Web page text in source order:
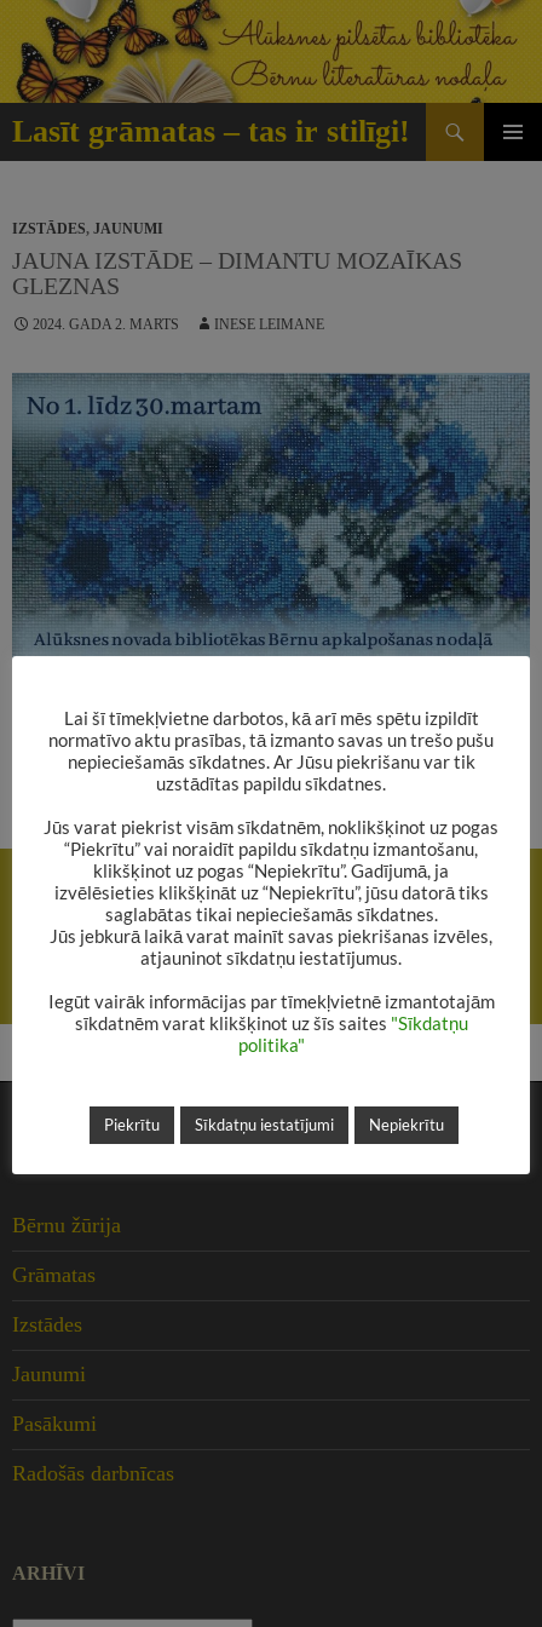
Doties
saturu
Lasīt grāmatas – tas ir stilīgi!
Meklēt
IZSTĀDES, JAUNUMI
JAUNA IZSTĀDE – DIMANTU MOZAĪKAS
GLEZNAS
2024. GADA 2. MARTS INESE LEIMANE
Rakstu
navigācija
IEPRIEKŠĒJAIS RAKSTS
Tikšanās ar rakstnieci Agnesi Pastari
NĀKAMAIS RAKSTS
Bērnu un jauniešu žūrijas ekspertiem!
Bērnu žūrija
Grāmatas
Izstādes
Jaunumi
Pasākumi
Radošās darbnīcas
ARHĪVI
Lai šī tīmekļvietne darbotos, kā arī mēs spētu izpildīt
normatīvo aktu prasības, tā izmanto savas un trešo pušu
nepieciešamās sīkdatnes. Ar Jūsu piekrišanu var tik
uzstādītas papildu sīkdatnes.
Jūs varat piekrist visām sīkdatnēm, noklikšķinot uz pogas
“Piekrītu” vai noraidīt papildu sīkdatņu izmantošanu,
klikšķinot uz pogas “Nepiekrītu”. Gadījumā, ja
izvēlēsieties klikšķināt uz “Nepiekrītu”, jūsu datorā tiks
saglabātas tikai nepieciešamās sīkdatnes.
Jūs jebkurā laikā varat mainīt savas piekrišanas izvēles,
atjauninot sīkdatņu iestatījumus.
Iegūt vairāk informācijas par tīmekļvietnē izmantotajām
sīkdatnēm varat klikšķinot uz šīs saites "Sīkdatņu
politika"
Piekrītu Sīkdatņu iestatījumi Nepiekrītu